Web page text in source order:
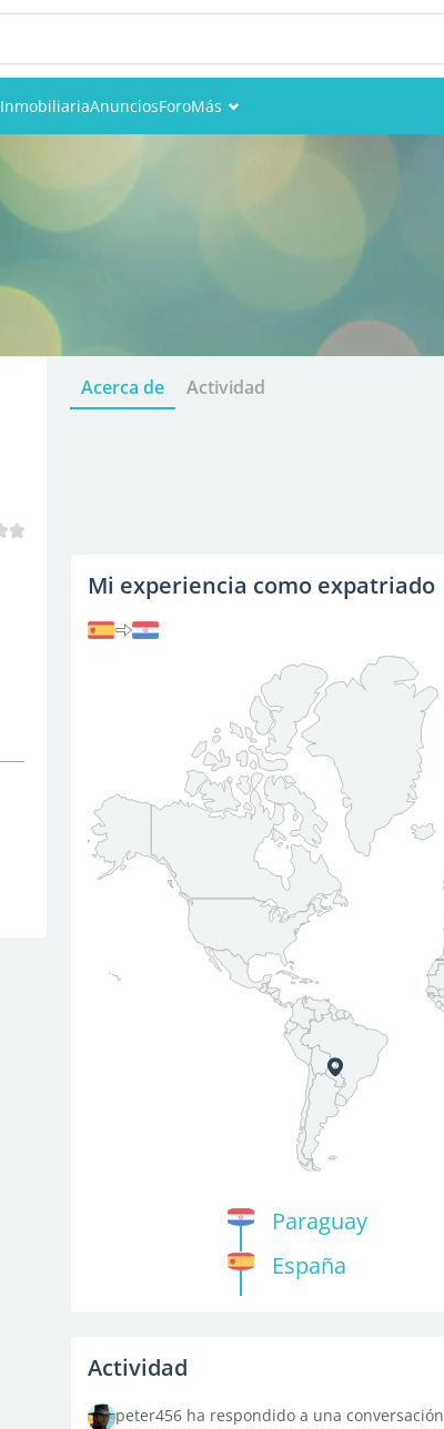
InmobiliariaAnunciosForoMás
Acerca de Actividad
Mi experiencia como expatriado
Paraguay
España
Actividad
peter456 ha respondido a una conversación